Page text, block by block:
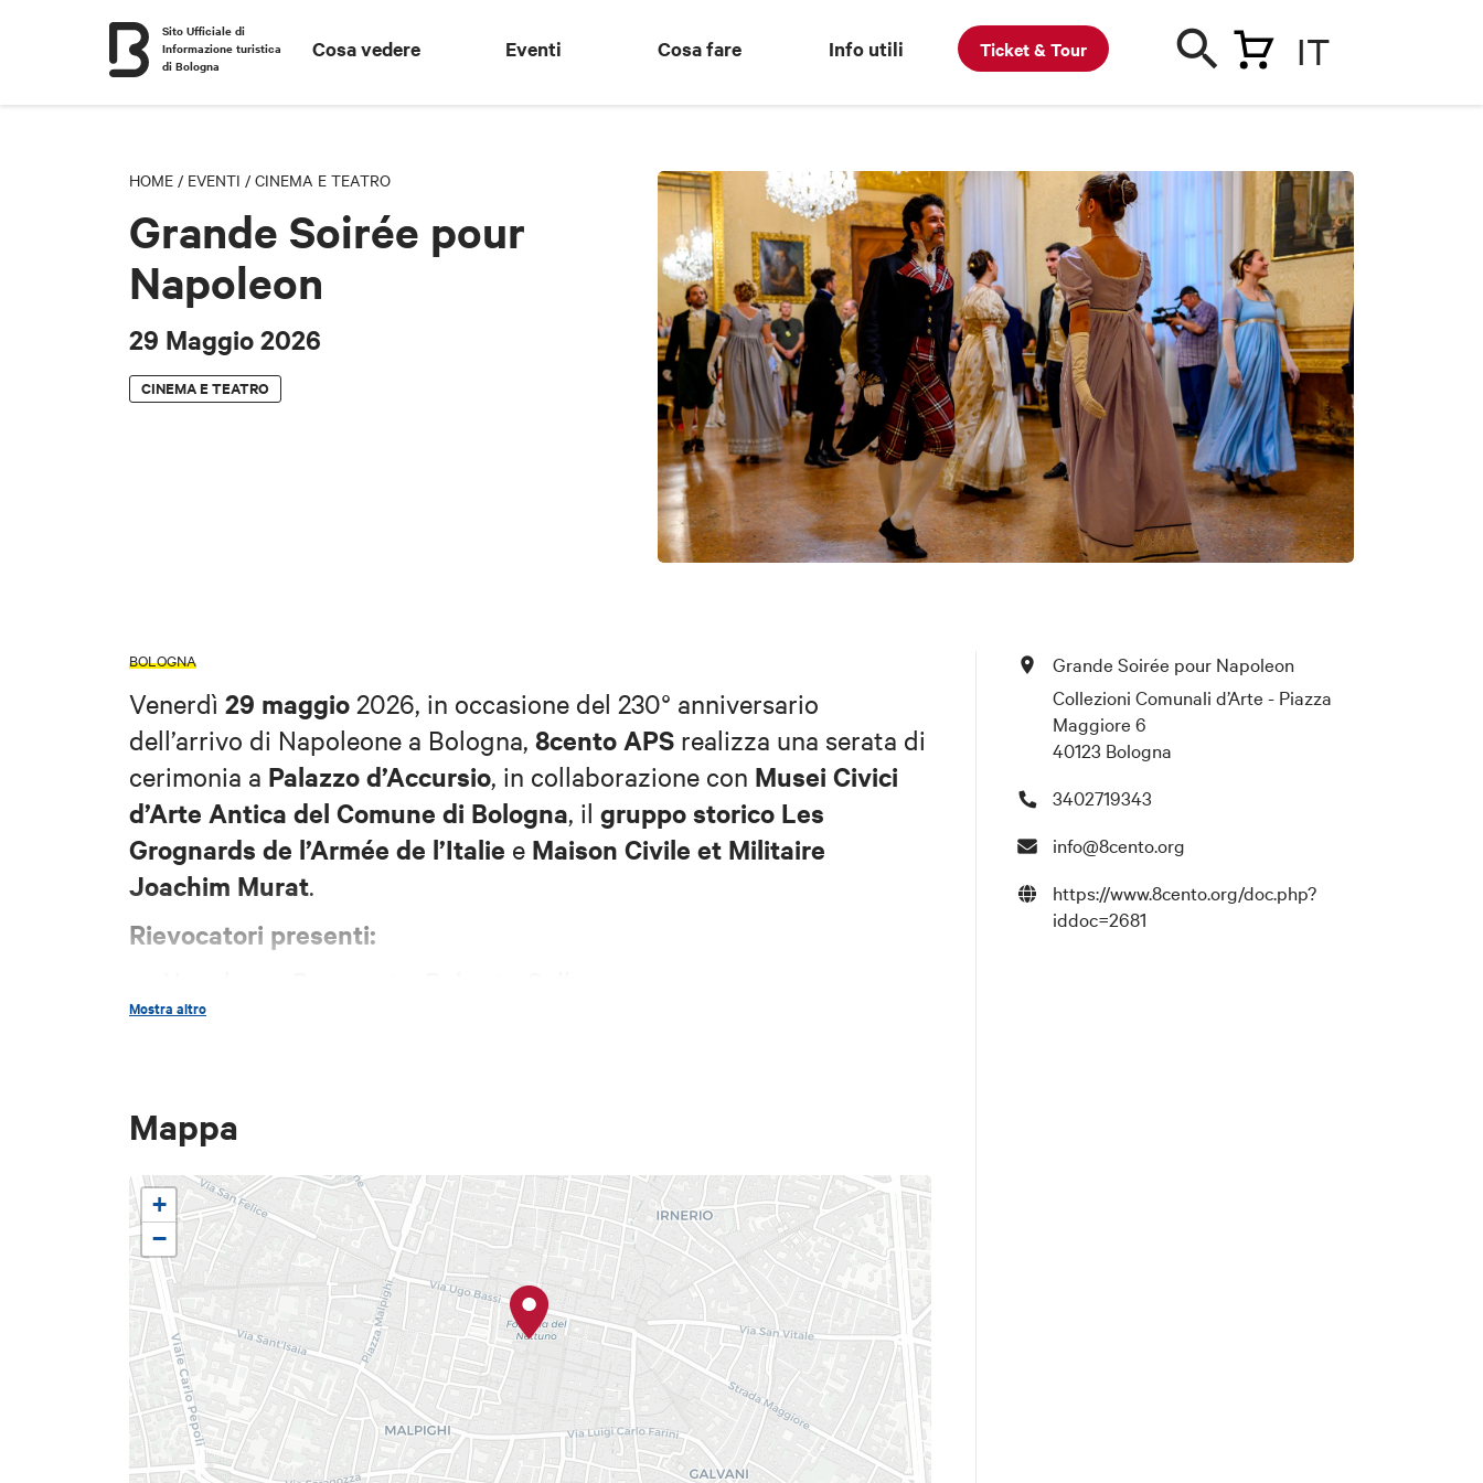
Sito Ufficiale di
Informazione turistica
di Bologna
Cosa vedere Eventi Cosa fare Info utili Ticket & Tour IT
HOME / EVENTI / CINEMA E TEATRO
Grande Soirée pour
Napoleon
29 Maggio 2026
CINEMA E TEATRO
BOLOGNA
Venerdì 29 maggio 2026, in occasione del 230° anniversario
dell’arrivo di Napoleone a Bologna, 8cento APS realizza una serata di
cerimonia a Palazzo d’Accursio, in collaborazione con Musei Civici
d’Arte Antica del Comune di Bologna, il gruppo storico Les
Grognards de l’Armée de l’Italie e Maison Civile et Militaire
Joachim Murat.
Rievocatori presenti:
Carolina Bonaparte: Fabienne Huet
Ospite illustre della rievocazione: Prince Joachim Murat, erede del
Principe Gioacchino Murat.
Programma:
20:30 - Visita guidata nelle sale delleCollezioni Comunali d’Artea
cura di Silvia Battistini, direttrice dei Musei Civici d’Arte Antica
21:15 - Cerimonia diconsegna della chiavi
in Cappella Farnese
21:30 -Gran ballo con i danzatori di 8cento APS in onore a
Mostra altro
Mappa
+
−
Grande Soirée pour Napoleon
Collezioni Comunali d’Arte - Piazza
Maggiore 6
40123 Bologna
3402719343
info@8cento.org
https://www.8cento.org/doc.php?
iddoc=2681